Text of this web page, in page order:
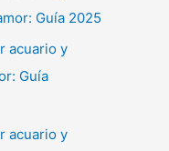
Guía 2025
acuario y
Guía
acuario y